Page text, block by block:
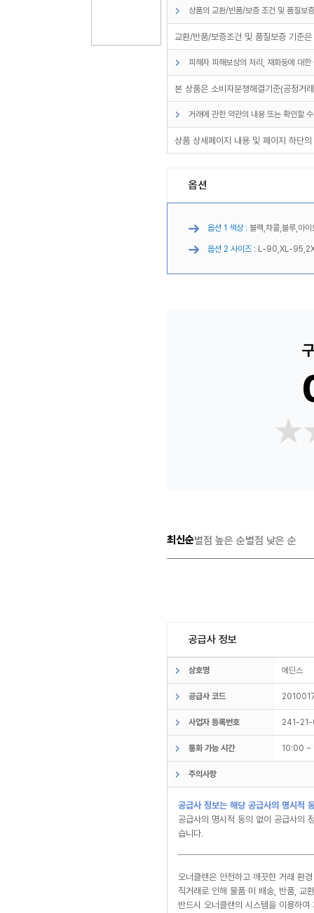
상품의 교환/반품/보증 조건 및 품질보
교환/반품/보증조건 및 품질보증 기준
피해자 피해보상의 처리, 재화등에 대
본 상품은 소비자분쟁해결기준(공정거
거래에 관한 약관의 내용 또는 확인할
상품 상세페이지 내용 및 페이지 하단
옵션
옵션 1 색상 : 블랙,챠콜,블루,아
옵션 2 사이즈 : L-90,XL-
최신순별점 높은 순별점 낮은 순
공급사 정보
상호명 에딘스
공급사 코드
사업자 등록번호 241-
통화 가능 시간 10:00
주의사항
공급사 정보는 해당 공급사의 명시적
공급사의 명시적 동의 없이 공급사의
습니다.
오너클랜은 안전하고 깨끗한 거래 환
직거래로 인해 물품 미 배송, 반품, 교
반드시 오너클랜의 시스템을 이용하